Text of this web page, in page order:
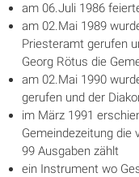
am 06.Juli 1986
am 02.Mai 1989
Priesteramt gerufen
Georg Rötus die
am 02.Mai 1990
gerufen und der
im März 1991
Gemeindezeitung die
99 Ausgaben zählt
ein Instrument wo